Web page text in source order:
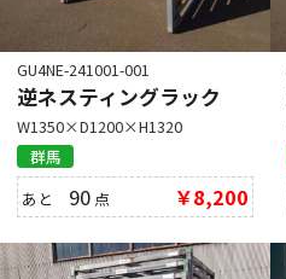
GU4NE-241001-001
逆ネスティングラック
W1350×D1200×H1320
群馬
あと 90 点 ￥8,200